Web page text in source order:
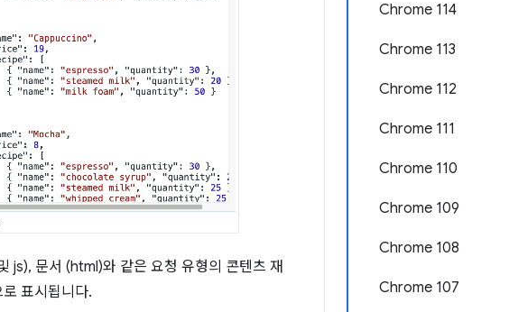
Chrome 114
Chrome 113
Chrome 112
Chrome 111
Chrome 110
Chrome 109
Chrome 108
Chrome 107
js), 문서 (html)와 같은 요청 유형의 콘텐츠 재
표시됩니다.